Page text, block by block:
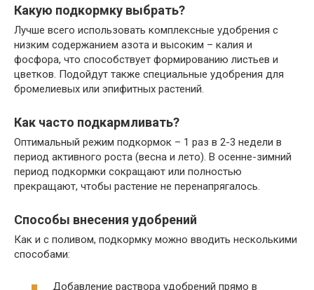
Какую подкормку выбрать?
Лучше всего использовать комплексные удобрения с
низким содержанием азота и высоким – калия и
фосфора, что способствует формированию листьев и
цветков. Подойдут также специальные удобрения для
бромелиевых или эпифитных растений.
Как часто подкармливать?
Оптимальный режим подкормок – 1 раз в 2-3 недели в
период активного роста (весна и лето). В осенне-зимний
период подкормки сокращают или полностью
прекращают, чтобы растение не перенапрягалось.
Способы внесения удобрений
Как и с поливом, подкормку можно вводить несколькими
способами:
Добавление раствора удобрений прямо в